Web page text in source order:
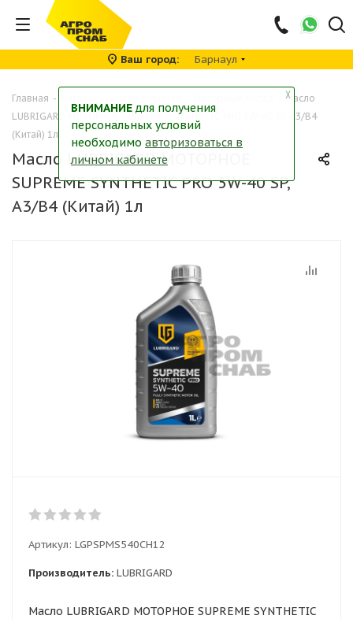
Ваш город Барнаул
Главная -
Масло
LUBRIGARD МОТОРНОЕ SUPREME SYNTHETIC PRO 5W-40 SP, A3/B4
(Китай) 1л
Масло LUBRIGARD МОТОРНОЕ
SUPREME SYNTHETIC PRO 5W-40 SP,
A3/B4 (Китай) 1л
Артикул: LGPSPMS540CH12
Производитель: LUBRIGARD
Масло LUBRIGARD МОТОРНОЕ SUPREME SYNTHETIC
╳
ВНИМАНИЕ для получения
персональных условий
необходимо авторизоваться в
личном кабинете